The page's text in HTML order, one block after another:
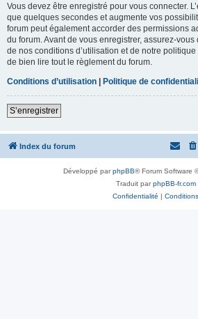
Vous devez être enregistré pour vous connecter.
que quelques secondes et augmente vos
forum peut également accorder des permissions
du forum. Avant de vous enregistrer, assurez-vous
de nos conditions d’utilisation et de notre
de bien lire tout le règlement du forum.
Conditions d’utilisation | Politique de
S’enregistrer
Index du forum
Développé parphpBB® Forum Software
Traduit parphpBB-fr.com
Confidentialité | Conditions